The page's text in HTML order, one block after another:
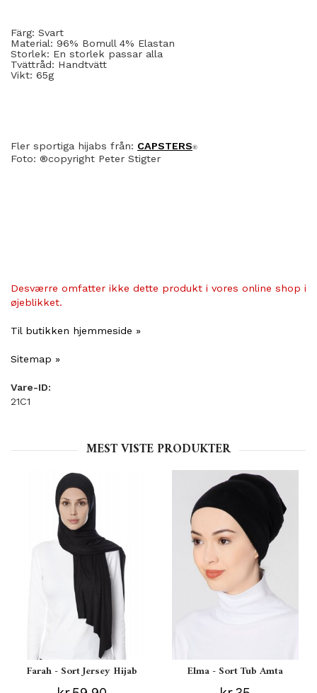
Färg: Svart
Material: 96% Bomull 4% Elastan
Storlek: En storlek passar alla
Tvättråd: Handtvätt
Vikt: 65g
Fler sportiga hijabs från: CAPSTERS®
Foto: ®copyright Peter Stigter
Desværre omfatter ikke dette produkt i vores online shop i
øjeblikket.
Til butikken hjemmeside »
Sitemap »
Vare-ID:
21C1
MEST VISTE PRODUKTER
Farah - Sort Jersey Hijab Elma - Sort Tub Amta